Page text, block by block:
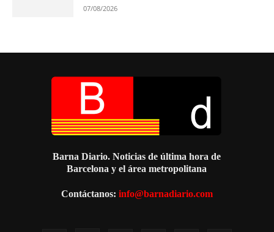
07/08/2026
Barna Diario. Noticias de última hora de
Barcelona y el área metropolitana
Contáctanos: info@barnadiario.com